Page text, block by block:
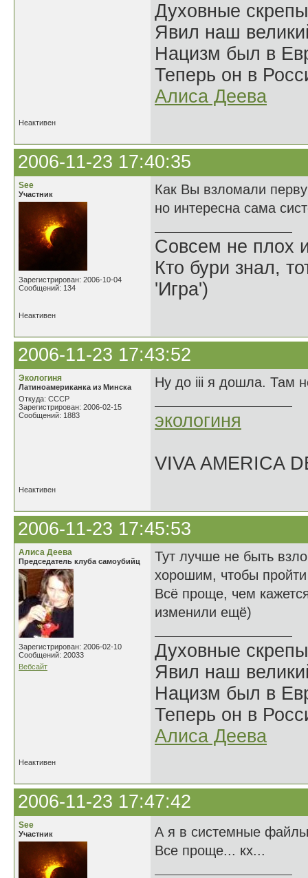
Духовные
Явил наш
Нацизм был в
Теперь он в
Алиса Деева
Неактивен
2006-11-23 17:40:35
See
Участник
Зарегистрирован: 2006-10-04
Сообщений: 134
Как Вы взломали
но интересна сама
Совсем не плох
Кто бури знал,
'Игра')
Неактивен
2006-11-23 17:43:52
Экологиня
Латиноамериканка из Минска
Откуда: СССР
Зарегистрирован: 2006-02-15
Сообщений: 1883
Ну до iii я дошла. Там
экологиня
VIVA AMERICA
Неактивен
2006-11-23 17:45:53
Алиса Деева
Председатель клуба самоубийц
Зарегистрирован: 2006-02-10
Сообщений: 20033
Вебсайт
Тут лучше не быть
хорошим, чтобы
Всё проще, чем
изменили ещё)
Духовные
Явил наш
Нацизм был в
Теперь он в
Алиса Деева
Неактивен
2006-11-23 17:47:42
See
Участник
А я в системные
Все проще... кх...